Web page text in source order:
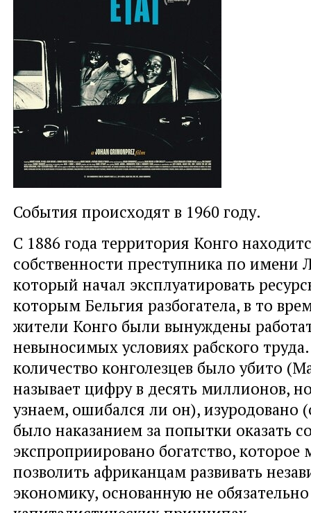
События происходят в 1960 году.
С 1886 года территория Конго
собственности преступника по имени
который начал эксплуатировать
которым Бельгия разбогатела, в то
жители Конго были вынуждены
невыносимых условиях рабского
количество конголезцев было убито
называет цифру в десять миллионов,
узнаем, ошибался ли он), изуродовано
было наказанием за попытки оказать
экспроприировано богатство, которое
позволить африканцам развивать
экономику, основанную не